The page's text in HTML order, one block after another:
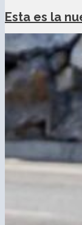
Esta es la